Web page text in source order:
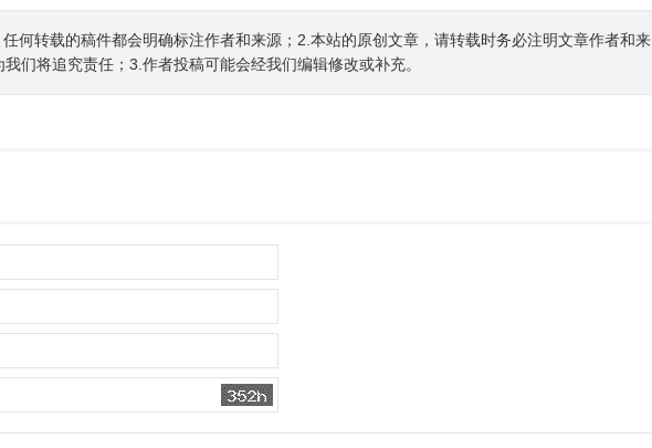
何转载的稿件都会明确标注作者和来源；2.本站的原创文章，请转载时务必注明文章作者和来
们将追究责任；3.作者投稿可能会经我们编辑修改或补充。